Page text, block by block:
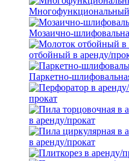
Многофункциональный
Мозаично-
отбойный в аренду/
Паркетно-
прокат
в аренду/прокат
в аренду/прокат